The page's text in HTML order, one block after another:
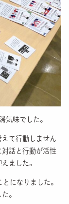
気味でした。
て行動しません
話と行動が活性
ました。
になりました。
。